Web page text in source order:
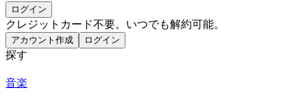
ログイン
クレジットカード不要。いつでも解約可能。
アカウント作成 ログイン
探す
音楽